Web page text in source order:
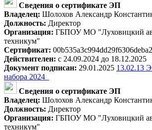
Сведения о сертификате ЭП
Владелец: Шолохов Александр
Должность: Директор
Организация: ГБПОУ МО "Луховицкий
техникум"
Сертификат:
Действителен: с 24.09.2024 до 18.12.2025
Документ подписан: 29.01.2025 13.02.13
набора 2024_
Сведения о сертификате ЭП
Владелец: Шолохов Александр
Должность: Директор
Организация: ГБПОУ МО "Луховицкий
техникум"